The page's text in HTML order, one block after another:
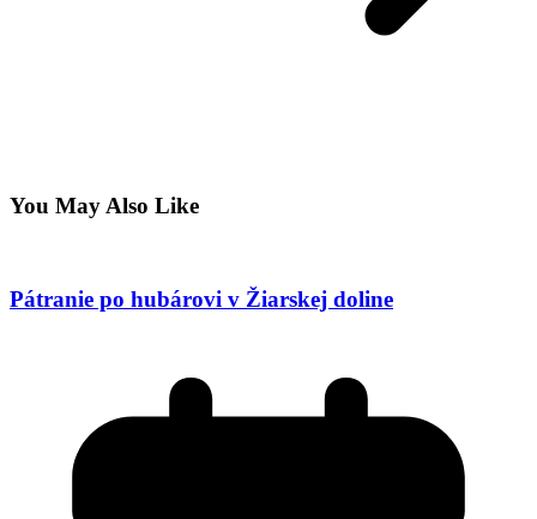
You May Also Like
Pátranie po hubárovi v Žiarskej doline